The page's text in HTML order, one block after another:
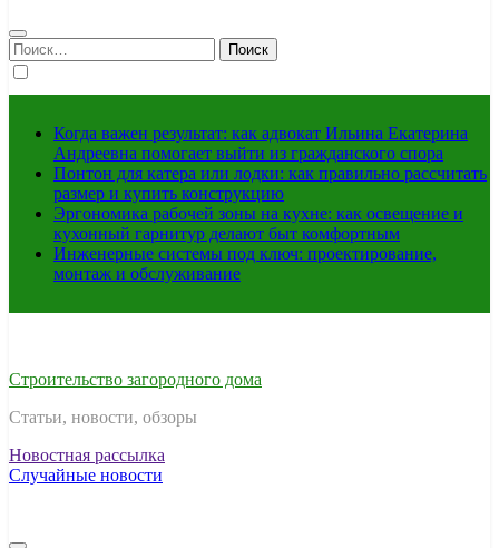
Найти:
Когда важен результат: как адвокат Ильина Екатерина
Андреевна помогает выйти из гражданского спора
Понтон для катера или лодки: как правильно рассчитать
размер и купить конструкцию
Эргономика рабочей зоны на кухне: как освещение и
кухонный гарнитур делают быт комфортным
Инженерные системы под ключ: проектирование,
монтаж и обслуживание
Строительство загородного дома
Статьи, новости, обзоры
Новостная рассылка
Случайные новости